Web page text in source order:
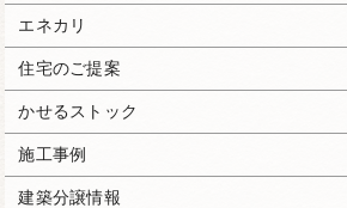
エネカリ
住宅のご提案
かせるストック
施工事例
建築分譲情報